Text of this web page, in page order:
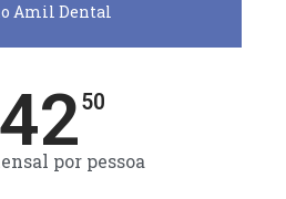
Amil Dental
4250
por pessoa